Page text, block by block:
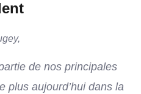
de nos principales
plus aujourd’hui dans la